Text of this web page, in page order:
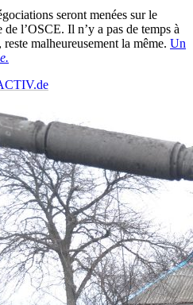
seront menées sur le
l’OSCE. Il n’y a pas de temps à
malheureusement la même. Un